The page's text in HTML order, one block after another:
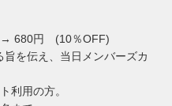
→ 680円 (10％OFF)
を伝え、当日メンバーズカ
利用の方。